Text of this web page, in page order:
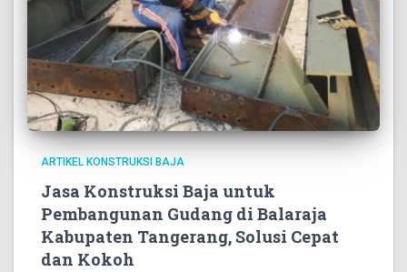
ARTIKEL KONSTRUKSI BAJA
Jasa Konstruksi Baja untuk
Pembangunan Gudang di Balaraja
Kabupaten Tangerang, Solusi Cepat
dan Kokoh